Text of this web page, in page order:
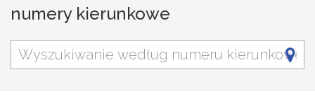
numery kierunkowe